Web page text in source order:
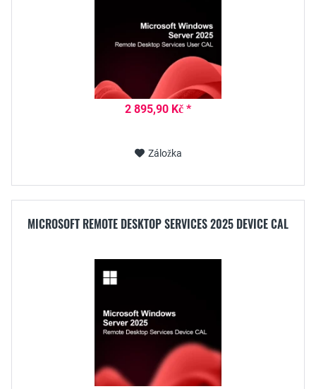
2 895,90 Kč *
Záložka
MICROSOFT REMOTE DESKTOP SERVICES 2025 DEVICE CAL